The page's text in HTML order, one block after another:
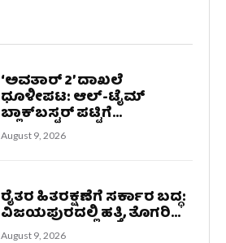
‘ಅವತಾರ್ 2’ ದಾಖಲೆ
ಧೂಳೀಪಟ: ಆಲ್-ಟೈಮ್
ಬ್ಲಾಕ್‌ಬಸ್ಟರ್ ಪಟ್ಟಿಗೆ...
August 9, 2026
ರೈತರ ಹಿತರಕ್ಷಣೆಗೆ ಸರ್ಕಾರ ಬದ್ಧ:
ವಿಜಯಪುರದಲ್ಲಿ ಹತ್ತಿ, ತೊಗರಿ...
August 9, 2026